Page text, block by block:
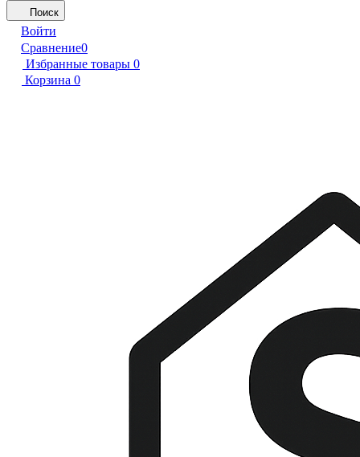
Поиск
Войти
Сравнение0
Избранные товары 0
Корзина 0